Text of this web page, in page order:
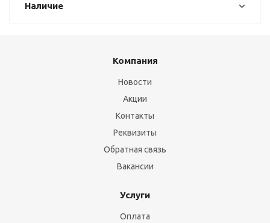
Наличие
Компания
Новости
Акции
Контакты
Реквизиты
Обратная связь
Вакансии
Услуги
Оплата